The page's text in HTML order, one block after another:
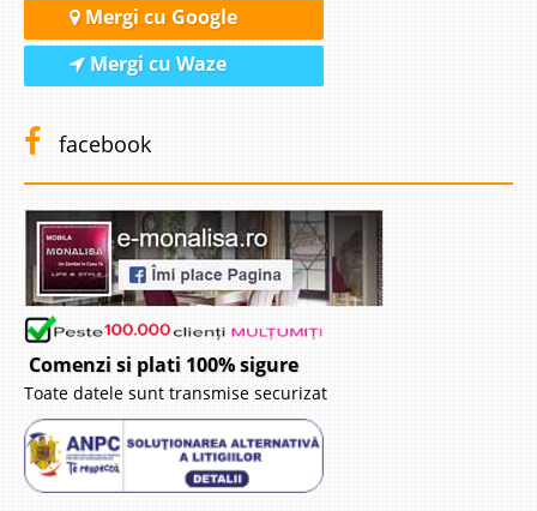
Mergi cu Google
Mergi cu Waze
facebook
Comenzi si plati 100% sigure
Toate datele sunt transmise securizat